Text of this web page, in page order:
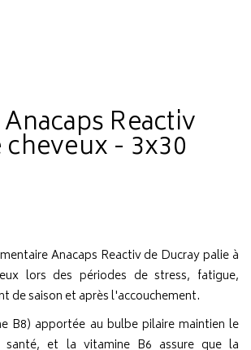
Reactiv
- 3x30
Anacaps Reactiv de Ducray palie à
lors des périodes de stress, fatigue,
de saison et après l'accouchement.
B8) apportée au bulbe pilaire maintien le
santé, et la vitamine B6 assure que la